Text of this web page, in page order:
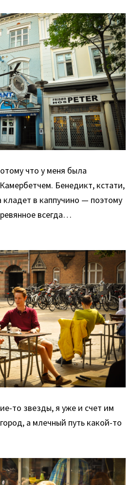
что у меня была
Бенедикт, кстати,
кладет в каппучино — поэтому
всегда…
то звезды, я уже и счет им
а млечный путь какой-то